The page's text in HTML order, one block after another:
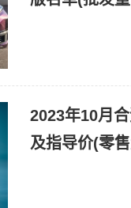
2023年10月
及指导价(零